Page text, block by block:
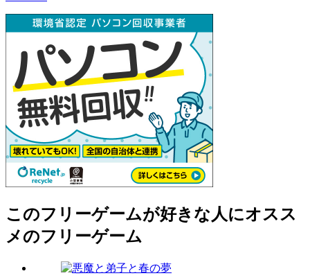
このフリーゲームが好きな人にオスス
メのフリーゲーム